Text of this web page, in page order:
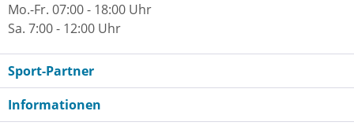
Mo.-Fr. 07:00 - 18:00 Uhr
Sa. 7:00 - 12:00 Uhr
Sport-Partner
Informationen